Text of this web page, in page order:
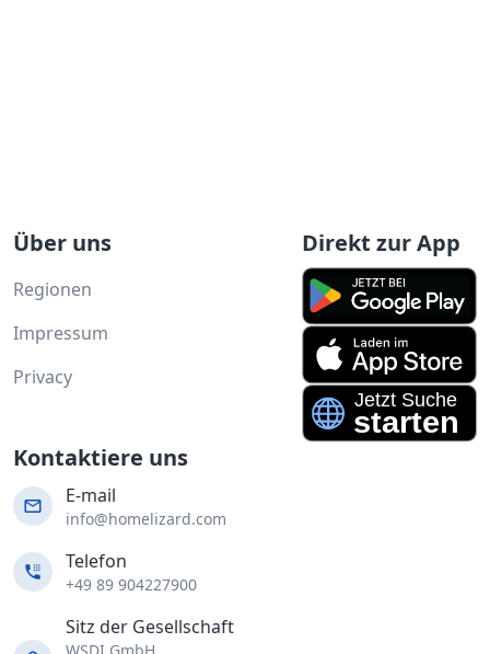
Über uns
Regionen
Impressum
Privacy
Direkt zur App
Kontaktiere uns
E-mail
info@homelizard.com
Telefon
+49 89 904227900
Sitz der Gesellschaft